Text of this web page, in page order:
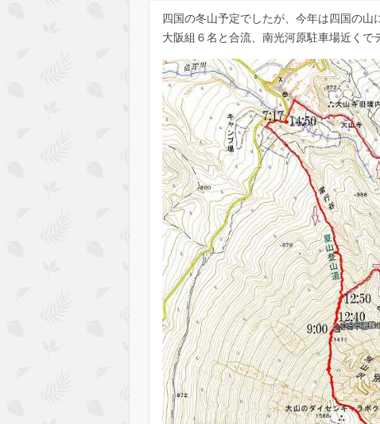
四国の冬山予定でしたが、今年は四国の
大阪組６名と合流、南光河原駐車場近くで